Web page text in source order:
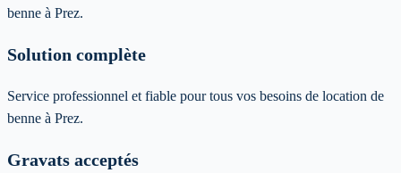
benne à Prez.
Solution complète
Service professionnel et fiable pour tous vos besoins de location de
benne à Prez.
Gravats acceptés